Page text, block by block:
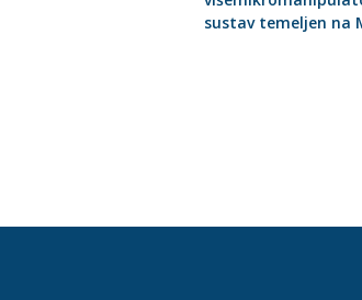
sustav temeljen na